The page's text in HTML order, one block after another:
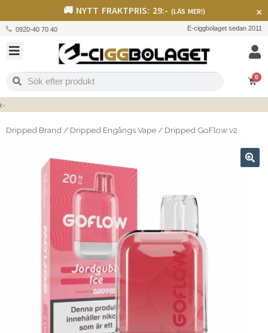
🚚 NYTT FRAKTPRIS: 29:- (LÄS MER!) ×
0920-40 70 40 E-ciggbolaget sedan 2011
0
Dripped Brand / Dripped Engångs Vape / Dripped GoFlow v2